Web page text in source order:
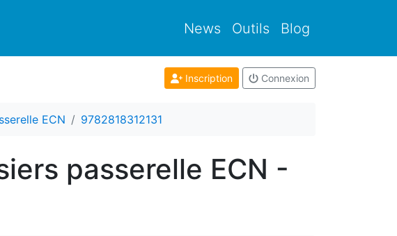
News Outils Blog
Inscription Connexion
ECN 9782818312131
passerelle ECN -